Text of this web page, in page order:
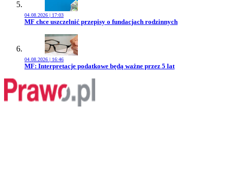
04.08.2026 | 17:03
Przejdź do artykułu:
MF chce uszczelnić przepisy o fundacjach rodzinnych
04.08.2026 | 16:46
Przejdź do artykułu:
MF: Interpretacje podatkowe będą ważne przez 5 lat